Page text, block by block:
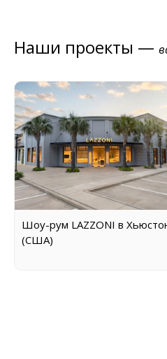
Наши проекты —
Шоу-рум LAZZONI в
(США)